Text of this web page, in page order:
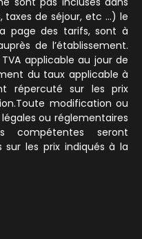
taxes de séjour, etc …) le
page des tarifs, sont à
de l’établissement.
applicable au jour de
du taux applicable à
répercuté sur les prix
modification ou
ou réglementaires
compétentes seront
les prix indiqués à la